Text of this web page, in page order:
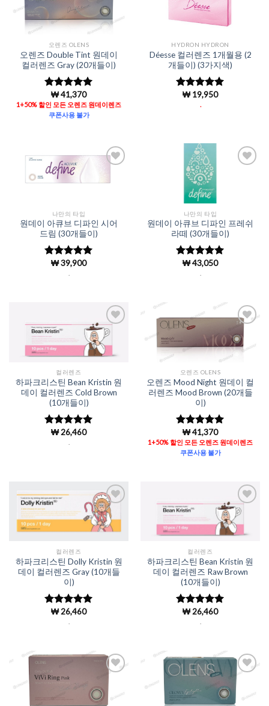
Add to
Wishlist
오렌즈 OLENS
오렌즈 Double Tint 원데이
컬러렌즈 Gray (20개들이)
5 중에서
로 평가됨
₩41,370
1+50% 할인 모든 오렌즈 원데이렌즈
쿠폰사용 불가
HYDRON HYDRON
Déesse 컬러렌즈 1개월용 (2
개들이) (3가지색)
5 중에서
로 평
₩19,950
.
Wishlist
나만의 타입
원데이 아큐브 디파인 시어
드림 (30개들이)
5 중에서
로 평
₩39,900
나만의 타입
원데이 아큐브 디파인 프레쉬
라떼 (30개들이)
5 중에서
로 평
₩43,050
Add to
Wishlist
컬러렌즈
하파크리스틴 Bean Kristin 원
데이 컬러렌즈 Cold Brown
(10개들이)
5 중에서
로 평
₩26,460
Add to
Wishlist
오렌즈 OLENS
오렌즈 Mood Night 원데이 컬
러렌즈 Mood Brown (20개들
이)
5 중에서
로 평가됨
₩41,370
1+50% 할인 모든 오렌즈 원데이렌즈
쿠폰사용 불가
Add to
Wishlist
컬러렌즈
하파크리스틴 Dolly Kristin 원
데이 컬러렌즈 Gray (10개들
이)
5 중에서
로 평
₩26,460
Add to
Wishlist
컬러렌즈
하파크리스틴 Bean Kristin 원
데이 컬러렌즈 Raw Brown
(10개들이)
5 중에서
로 평
₩26,460
Add to
Wishlist
Add to
Wishlist